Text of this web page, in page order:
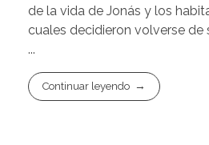
de la vida de Jonás y los
cuales decidieron volverse
...
Continuar leyendo